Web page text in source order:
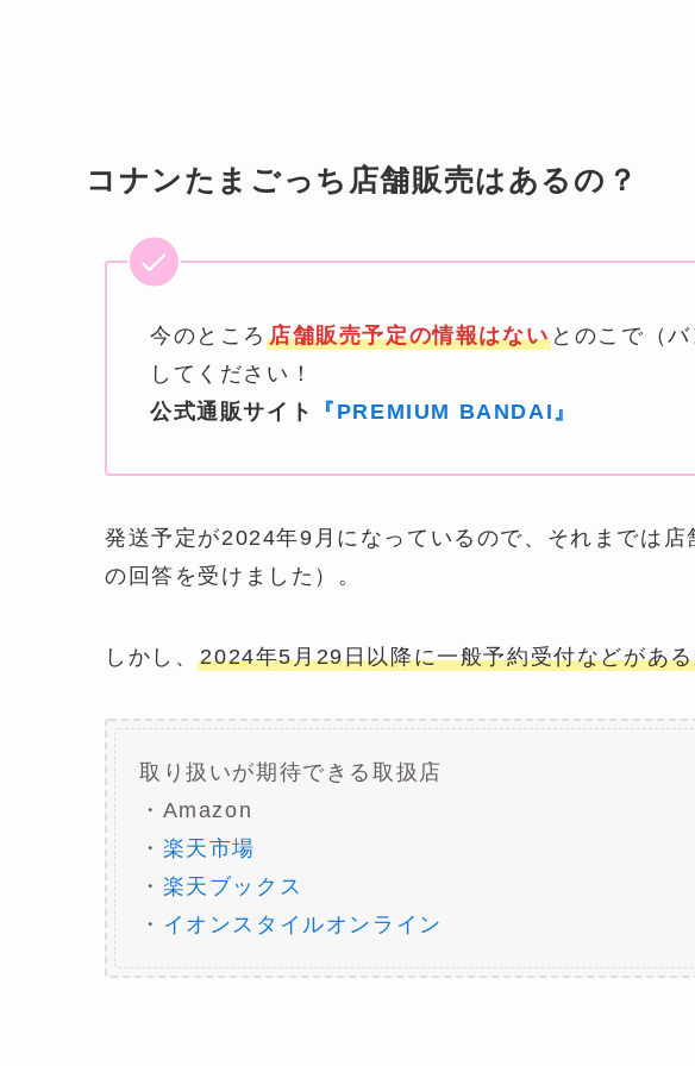
コナンたまごっち店舗販売はあるの？
今のところ 店舗販売予定の情報はない とのこで（
してください！
公式通販サイト
『PREMIUM BANDAI』
発送予定が2024年9月になっているので、それまでは店
の回答を受けました）。
しかし、2024年5月29日以降に一般予約受付などがあ
取り扱いが期待できる取扱店
・Amazon
・ 楽天市場
・ 楽天ブックス
・ イオンスタイルオンライン